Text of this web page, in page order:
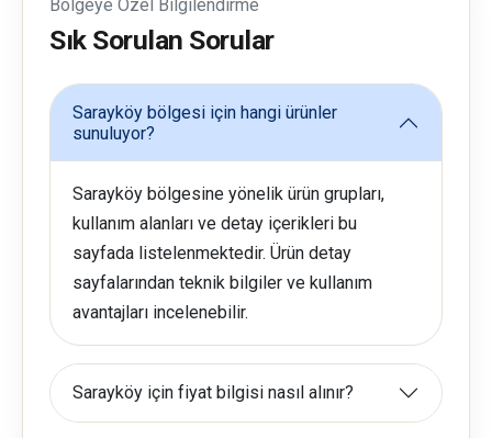
Bölgeye Özel Bilgilendirme
Sık Sorulan Sorular
Sarayköy bölgesi için hangi ürünler
sunuluyor?
Sarayköy bölgesine yönelik ürün grupları,
kullanım alanları ve detay içerikleri bu
sayfada listelenmektedir. Ürün detay
sayfalarından teknik bilgiler ve kullanım
avantajları incelenebilir.
Sarayköy için fiyat bilgisi nasıl alınır?